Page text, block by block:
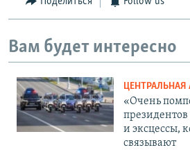
Вам будет интересно
ЦЕНТРАЛЬНАЯ
«Очень
и эксцессы,
связывают